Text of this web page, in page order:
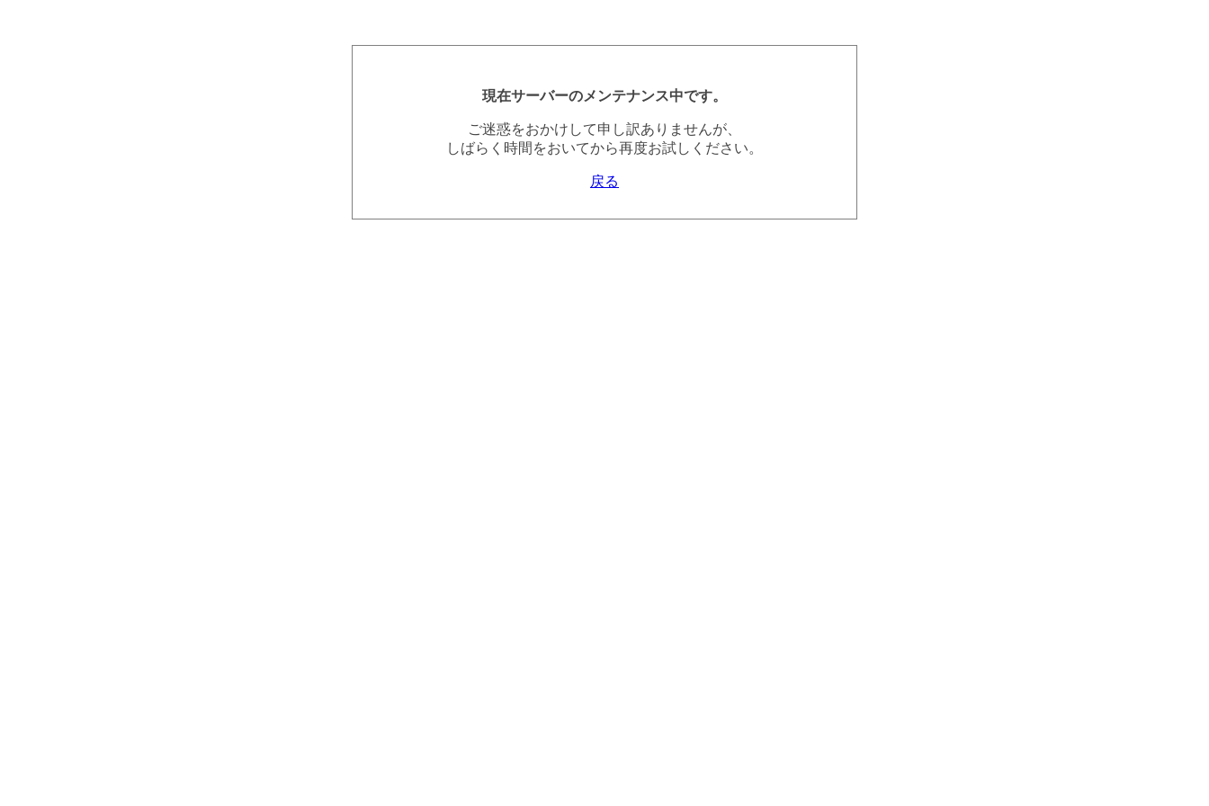
現在サーバーのメンテナンス中です。
ご迷惑をおかけして申し訳ありませんが、
しばらく時間をおいてから再度お試しください。
戻る